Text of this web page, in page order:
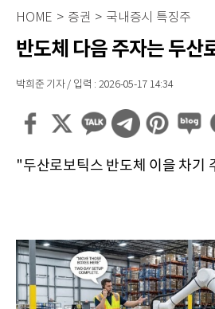
HOME > 증권 > 국내증시 특징주
반도체 다음 주자는 두산
박희준 기자 / 입력 : 2026-05-17 14:34
"두산로보틱스 반도체 이을 차기